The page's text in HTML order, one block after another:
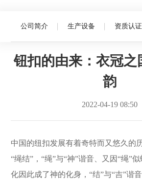
网站首页
关于我们
新闻资讯
联系我们
首页 企业文化 钮扣的由来：衣冠
公司简介 生产设备 资质认证
钮扣的由来：衣冠
韵
2022-04-19 08:50
中国的纽扣发展有着奇特而又悠久的
“绳结”，“绳”与“神”谐音、又因“绳”
化因此成了神的化身，“结”与“吉”谐